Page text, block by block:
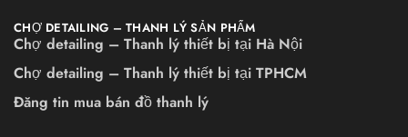
CHỢ DETAILING – THANH LÝ SẢN PHẨM
Chợ detailing – Thanh lý thiết bị tại Hà Nội
Chợ detailing – Thanh lý thiết bị tại TPHCM
Đăng tin mua bán đồ thanh lý